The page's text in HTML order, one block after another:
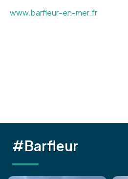
www.barfleur-en-mer.fr
#Barfleur